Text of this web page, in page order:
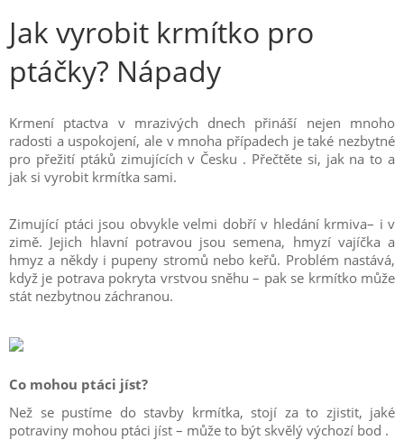
Jak vyrobit krmítko pro
ptáčky? Nápady
Krmení ptactva v mrazivých dnech přináší nejen mnoho
radosti a uspokojení, ale v mnoha případech je také nezbytné
pro přežití ptáků zimujících v Česku . Přečtěte si, jak na to a
jak si vyrobit krmítka sami.
Zimující ptáci jsou obvykle velmi dobří v hledání krmiva– i v
zimě. Jejich hlavní potravou jsou semena, hmyzí vajíčka a
hmyz a někdy i pupeny stromů nebo keřů. Problém nastává,
když je potrava pokryta vrstvou sněhu – pak se krmítko může
stát nezbytnou záchranou.
Co mohou ptáci jíst?
Než se pustíme do stavby krmítka, stojí za to zjistit, jaké
potraviny mohou ptáci jíst – může to být skvělý výchozí bod .